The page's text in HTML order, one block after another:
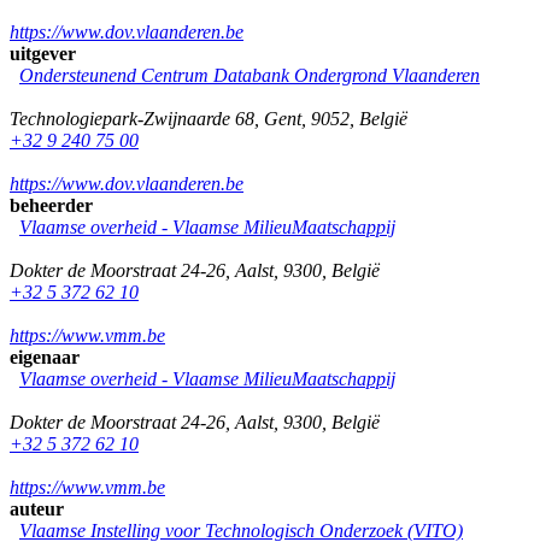
https://www.dov.vlaanderen.be
uitgever
Ondersteunend Centrum Databank Ondergrond Vlaanderen
Technologiepark-Zwijnaarde 68 Gent, 9052 België
+32 9 240 75 00
https://www.dov.vlaanderen.be
beheerder
Vlaamse overheid - Vlaamse MilieuMaatschappij
Dokter de Moorstraat 24-26 Aalst, 9300 België
+32 5 372 62 10
https://www.vmm.be
eigenaar
Vlaamse overheid - Vlaamse MilieuMaatschappij
Dokter de Moorstraat 24-26 Aalst, 9300 België
+32 5 372 62 10
https://www.vmm.be
auteur
Vlaamse Instelling voor Technologisch Onderzoek (VITO)